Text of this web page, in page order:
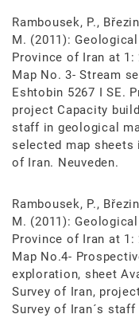
Rambousek, P.,
M. (2011):
Province of Iran at
Map No. 3- Stream
Eshtobin 5267 I SE.
project Capacity
staff in geological
selected map sheets
of Iran. Neuveden.
Rambousek, P.,
M. (2011):
Province of Iran at
Map No.4-
exploration, sheet
Survey of Iran,
Survey of Iran´s